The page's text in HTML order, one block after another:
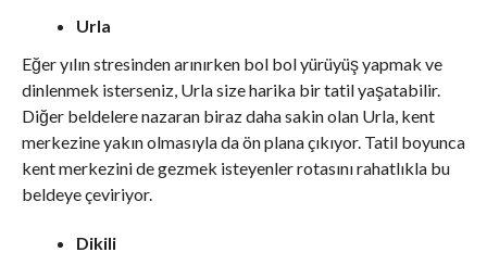
Urla
Eğer yılın stresinden arınırken bol bol yürüyüş yapmak ve
dinlenmek isterseniz, Urla size harika bir tatil yaşatabilir.
Diğer beldelere nazaran biraz daha sakin olan Urla, kent
merkezine yakın olmasıyla da ön plana çıkıyor. Tatil boyunca
kent merkezini de gezmek isteyenler rotasını rahatlıkla bu
beldeye çeviriyor.
Dikili